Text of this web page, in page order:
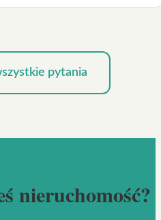
pytania
nieruchomość?